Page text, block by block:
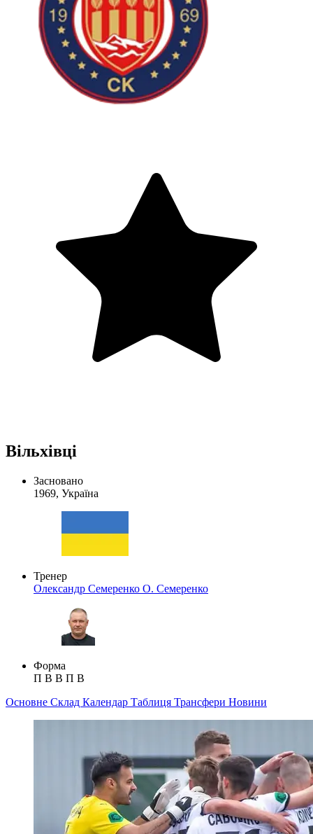
Вільхівці
Засновано
1969, Україна
Тренер
Олександр Семеренко О. Семеренко
Форма
П В В П В
Основне Склад Календар Таблиця Трансфери Новини